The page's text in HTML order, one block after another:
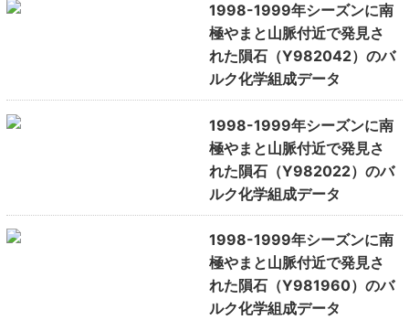
1998-1999年シーズンに南
極やまと山脈付近で発見さ
れた隕石（Y982042）のバ
ルク化学組成データ
1998-1999年シーズンに南
極やまと山脈付近で発見さ
れた隕石（Y982022）のバ
ルク化学組成データ
1998-1999年シーズンに南
極やまと山脈付近で発見さ
れた隕石（Y981960）のバ
ルク化学組成データ